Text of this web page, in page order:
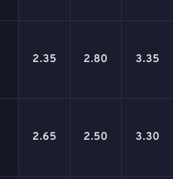
2.35 2.80 3.35
2.65 2.50 3.30